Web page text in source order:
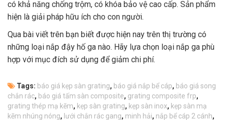
có khả năng chống trộm, có khóa bảo vệ cao cấp. Sản phẩm
hiện là giải pháp hữu ích cho con người.
Qua bài viết trên bạn biết được hiện nay trên thị trường có
những loại nắp đậy hố ga nào. Hãy lựa chọn loại nắp ga phù
hợp với mục đích sử dụng để giảm chi phí.
Tags: báo giá kẹp sàn grating, báo giá nắp bể cáp, báo giá song
chắn rác, báo giá tấm sàn composite, grating composite frp,
grating thép mạ kẽm, kẹp sàn grating, kẹp sàn inox, kẹp sàn mạ
kẽm nhúng nóng, lưới chắn rác gang, minh hải, nắp bể cáp 2 cánh,